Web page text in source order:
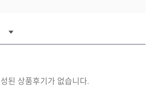
된 상품후기가 없습니다.